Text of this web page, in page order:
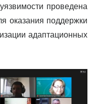
проведена
оказания поддержки
адаптационных